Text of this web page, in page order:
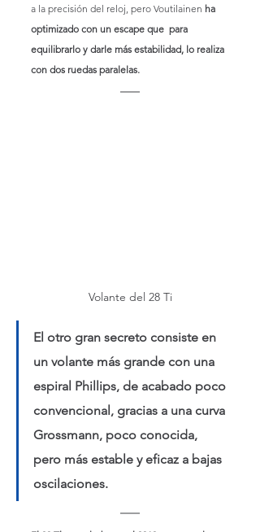
a la precisión del reloj, pero Voutilainen ha
optimizado con un escape que  para
equilibrarlo y darle más estabilidad, lo realiza
con dos ruedas paralelas.
Volante del 28 Ti
El otro gran secreto consiste en
un volante más grande con una
espiral Phillips, de acabado poco
convencional, gracias a una curva
Grossmann, poco conocida,
pero más estable y eficaz a bajas
oscilaciones.